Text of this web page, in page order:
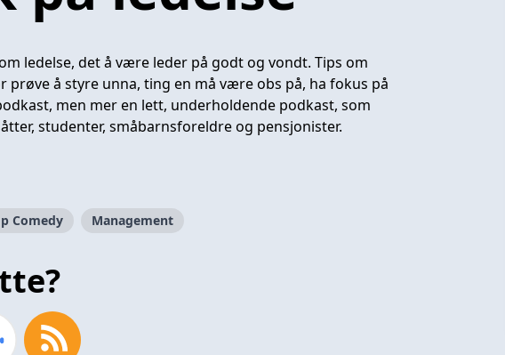
ledelse, det å være leder på godt og vondt. Tips om
prøve å styre unna, ting en må være obs på, ha fokus på
men mer en lett, underholdende podkast, som
studenter, småbarnsforeldre og pensjonister.
Comedy Management